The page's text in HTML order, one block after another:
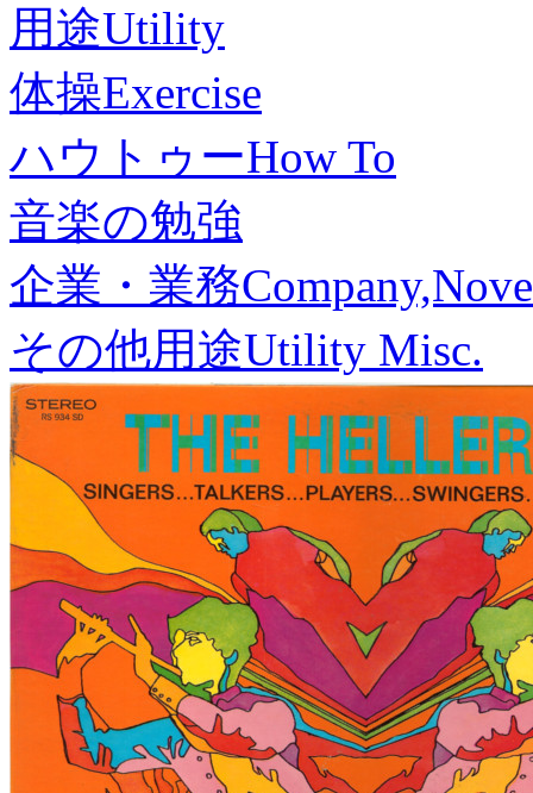
用途Utility
体操Exercise
ハウトゥーHow To
音楽の勉強
企業・業務
その他用途Utility Misc.